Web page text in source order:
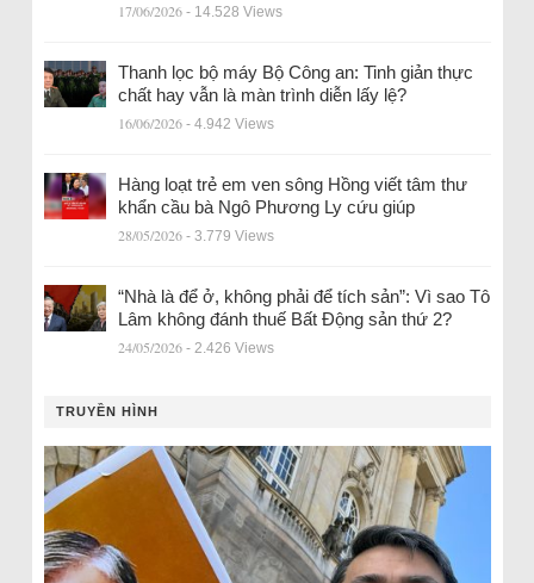
17/06/2026 - 14.528 Views
Thanh lọc bộ máy Bộ Công an: Tinh giản thực
chất hay vẫn là màn trình diễn lấy lệ?
16/06/2026 - 4.942 Views
Hàng loạt trẻ em ven sông Hồng viết tâm thư
khẩn cầu bà Ngô Phương Ly cứu giúp
28/05/2026 - 3.779 Views
“Nhà là để ở, không phải để tích sản”: Vì sao Tô
Lâm không đánh thuế Bất Động sản thứ 2?
24/05/2026 - 2.426 Views
TRUYỀN HÌNH